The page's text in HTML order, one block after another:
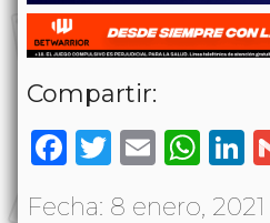
Compartir:
Facebook
Twitter
Email
Fecha: 8 enero, 2021